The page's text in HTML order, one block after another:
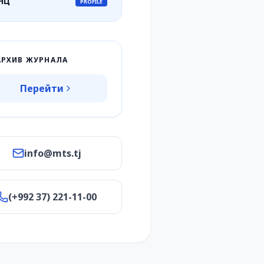
ЖУРНАЛА
Перейти
info@mts.tj
(+992 37) 221-11-00